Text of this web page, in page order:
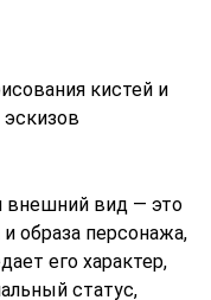
кистей и
внешний вид — это
образа персонажа,
его характер,
статус,